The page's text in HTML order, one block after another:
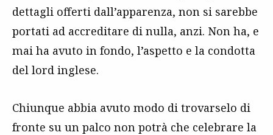
dettagli offerti dall’apparenza, non si sarebbe
portati ad accreditare di nulla, anzi. Non ha, e
mai ha avuto in fondo, l’aspetto e la condotta
del lord inglese.
Chiunque abbia avuto modo di trovarselo di
fronte su un palco non potrà che celebrare la